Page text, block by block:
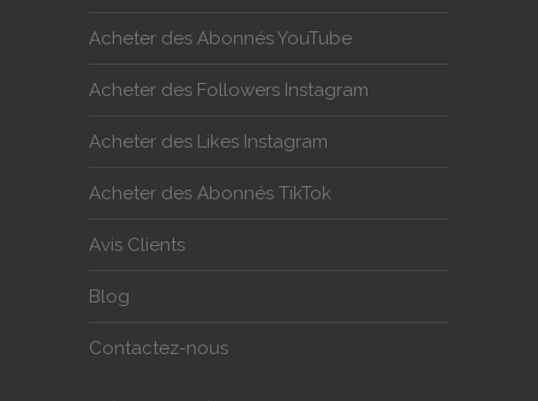
Acheter des Abonnés YouTube
Acheter des Followers Instagram
Acheter des Likes Instagram
Acheter des Abonnés TikTok
Avis Clients
Blog
Contactez-nous